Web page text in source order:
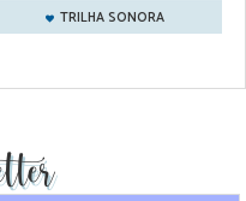
TRILHA SONORA